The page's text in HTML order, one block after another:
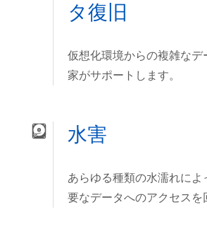
タ復旧
仮想化環境からの複雑なデ
家がサポートします。
水害
あらゆる種類の水濡れによ
要なデータへのアクセスを